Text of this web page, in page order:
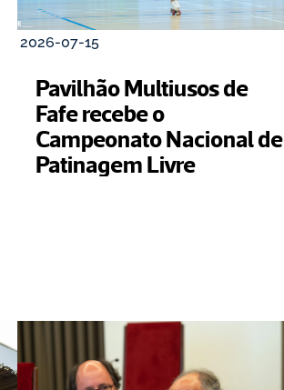
2026-07-15
Pavilhão Multiusos de
Fafe recebe o
Campeonato Nacional de
Patinagem Livre